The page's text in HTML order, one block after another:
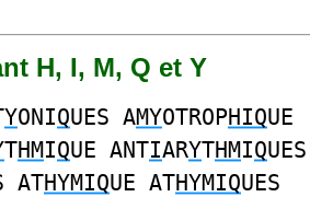
H, I, M, Q et Y
YONIQUES AMYOTROPHIQUE
THMIQUE ANTIARYTHMIQUES
ATHYMIQUE ATHYMIQUES